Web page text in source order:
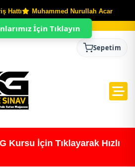
Hattı Muhammed Nurullah Acar
Sepetim
Kursu İçin Tıklayarak Hızlı
İçin Tıklayın